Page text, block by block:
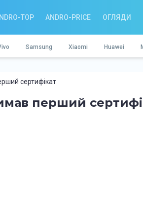
TOP ANDRO-PRICE ОГЛЯДИ
Samsung Xiaomi Huawei
сертифікат
перший